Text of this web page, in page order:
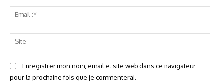
:*
:
Enregistrer mon nom, email et site web dans ce navigateur
pour la prochaine fois que je commenterai.